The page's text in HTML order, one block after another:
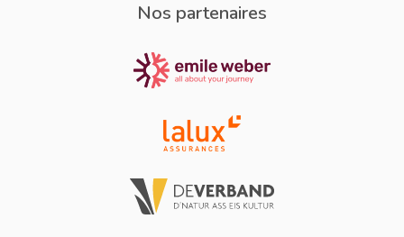
Nos partenaires